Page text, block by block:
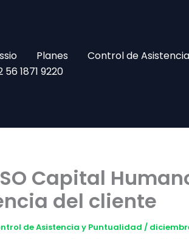
Planes Control de Asistencia
56 1871 9220
Capital
del cliente
de Asistencia y Puntualidad /